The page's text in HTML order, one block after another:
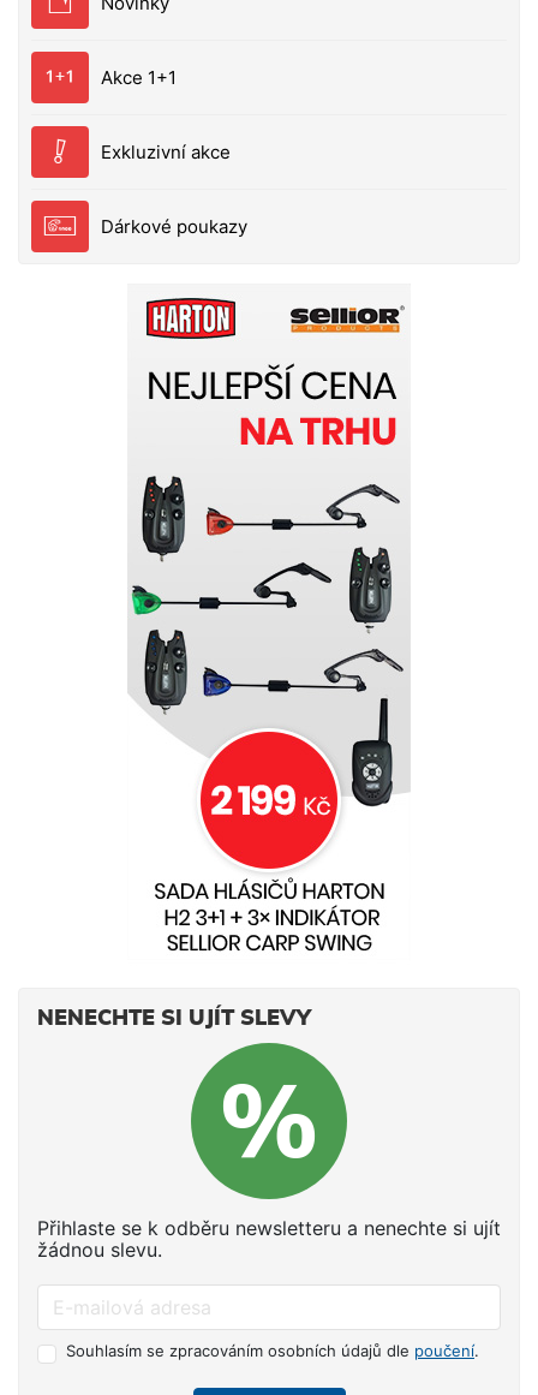
Akce 1+1
Exkluzivní akce
Dárkové poukazy
NENECHTE SI UJÍT SLEVY
Přihlaste se k odběru newsletteru a nenechte si ujít
žádnou slevu.
Souhlasím se zpracováním osobních údajů dle poučení.
dle požadavků rybářů. Všechny byly podrobeny
Každý, kdo měl někdy na sobě oděvy Baleno, Vám
může povědět o perfektních materiálech, provedení
a stylu.